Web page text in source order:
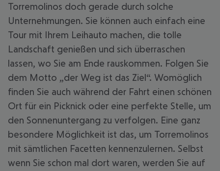
Torremolinos doch gerade durch solche
Unternehmungen. Sie können auch einfach eine
Tour mit Ihrem Leihauto machen, die tolle
Landschaft genießen und sich überraschen
lassen, wo Sie am Ende rauskommen. Folgen Sie
dem Motto „der Weg ist das Ziel“. Womöglich
finden Sie auch während der Fahrt einen schönen
Ort für ein Picknick oder eine perfekte Stelle, um
den Sonnenuntergang zu verfolgen. Eine ganz
besondere Möglichkeit ist das, um Torremolinos
mit sämtlichen Facetten kennenzulernen. Selbst
wenn Sie schon mal dort waren, werden Sie auf